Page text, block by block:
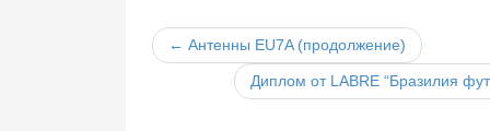
← Антенны EU7A (продолжение)
Диплом от LABRE “Бразилия